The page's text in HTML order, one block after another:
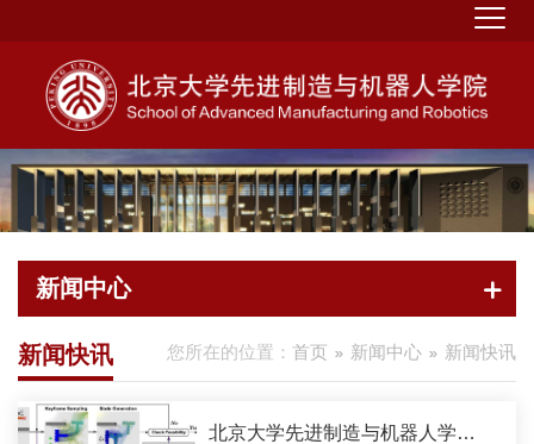
新闻中心
您所在的位置： 首页 新闻中心 新闻快讯
新闻快讯
北京大学先进制造与机器人学院